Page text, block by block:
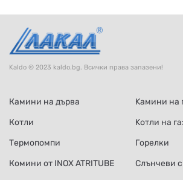
Kaldo © 2023 kaldo.bg. Всички права запазени!
Камини на дърва
Kамини на
Котли
Kотли на
Термопомпи
Горелки
Комини от INOX ATRITUBE
Слънчеви